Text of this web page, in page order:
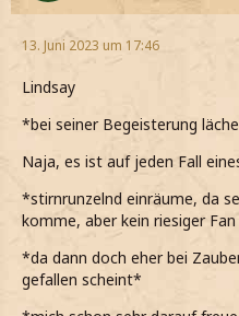
13. Juni 2023 um 17:46
Lindsay
*bei seiner Begeisterung
Naja, es ist auf jeden Fall
*stirnrunzelnd einräume, da
komme, aber kein riesiger
*da dann doch eher bei
gefallen scheint*